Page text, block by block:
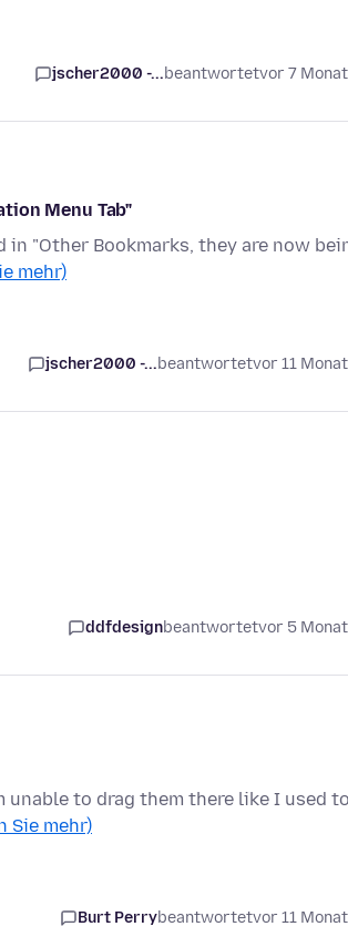
jscher2000 -...beantwortetvor 7
Menu Tab"
"Other Bookmarks, they are now
mehr)
jscher2000 -...beantwortetvor 11
ddfdesignbeantwortetvor 5
to drag them there like I used
Sie mehr)
Burt Perrybeantwortetvor 11